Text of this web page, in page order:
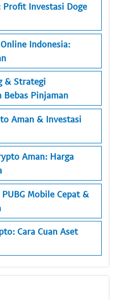
Investasi Doge
Indonesia:
& Strategi
Bebas Pinjaman
Aman & Investasi
Aman: Harga
Mobile Cepat &
Cara Cuan Aset